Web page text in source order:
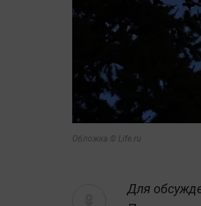
Обложка © Life.ru
Для